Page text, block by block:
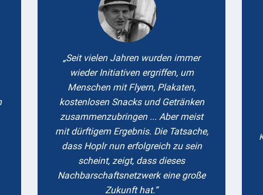
Seit vielen Jahren wurden immer
wieder Initiativen ergriffen, um
Menschen mit Flyern, Plakaten,
kostenlosen Snacks und Getränken
zusammenzubringen ... Aber meist
mit dürftigem Ergebnis. Die Tatsache,
dass Hoplr nun erfolgreich zu sein
scheint, zeigt, dass dieses
Nachbarschaftsnetzwerk eine große
Zukunft hat.